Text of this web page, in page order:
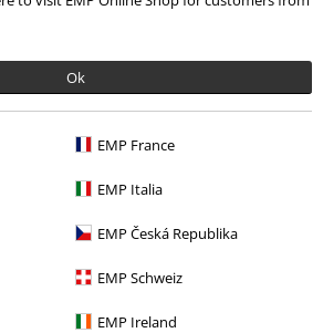
Ok
EMP France
EMP Italia
EMP Česká Republika
EMP Schweiz
EMP Ireland
options.
Trička
Trička
Metalcore